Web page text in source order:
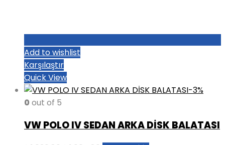
Add to wishlist
Karşılaştır
Quick View
-3%
0 out of 5
VW POLO IV SEDAN ARKA DİSK BALATASI